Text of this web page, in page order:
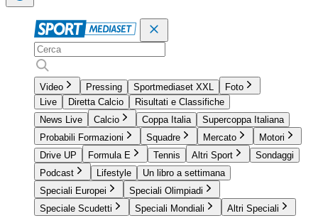
Video Pressing Sportmediaset XXL
Foto
Live
Diretta Calcio
Risultati e Classifiche
News Live
Calcio Coppa Italia
Supercoppa Italiana
Probabili Formazioni
Squadre Mercato
Motori
Drive UP
Formula E Tennis Altri Sport
Sondaggi
Podcast
Lifestyle
Un libro a settimana
Speciali Europei
Speciali Olimpiadi
Speciale Scudetti
Speciali Mondiali Altri Speciali